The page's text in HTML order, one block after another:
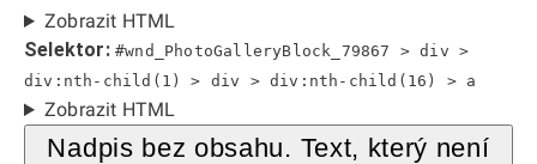
Zobrazit HTML
Selektor: #wnd_PhotoGalleryBlock_79867 > div >
div:nth-child(1) > div > div:nth-child(16) > a
Zobrazit HTML
Nadpis bez obsahu. Text, který není